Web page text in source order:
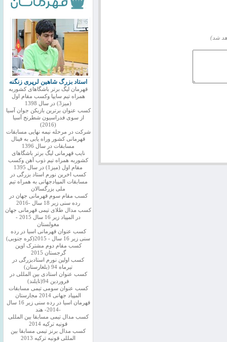
شد)
استاد بزرگ شاهین لرپری زنگنه
قهرمان لیگ برتر باشگاهای کشوربه
همراه تیم سایپا وکسب مقام اول
(میز3) در سال 1398
کسب عنوان برترین بازیکن جوان آسیا
از سوی فدراسیون شطرنج آسیا
(2016)
شرکت در مرحله نیمه نهایی مسابقات
قهرمانی کشور وراه یابی به فینال
مسابقات در سال 1396
نایب قهرمانی لیگ برتر باشگاهای
کشوربه همراه تیم ذوب آهن وکسب
مقام اول (میز1) در سال 1395
کسب اخرین نورم استاد بزرگی در
مسابقات المپیادجهانی به همراه تیم
ملی بزرگسالان
کسب مقام سوم قهرمانی جهان در
رده سنی زیر 18 سال -2016
کسب مدال طلای تیمی قهرمانی جهان
در المپیاد زیر 16 سال 2015 -
مغولستان
کسب عنوان قهرمانی اسیا در رده
سنی زیر 16 سال - 2015(کره جنوبی)
کسب مقام دوم مشترک اوپن
گرجستان 2015
کسب اولین نورم استادبزرگی در
تیرماه 94 (بلغارستان)
کسب عنوان استادی بین المللی در
فروردین 94(تایلند)
کسب عنوان سومی تیمی مسابقات
المپیاد جهانی 2014 مجارستان
قهرمان اسیا در رده سنی زیر 16 سال
-2014- هند
کسب مدال تیمی مسابقا بین المللی
قونیه ترکیه 2014
کسب مدال برنز تیمی مسابقا بین
المللی قونیه ترکیه 2013